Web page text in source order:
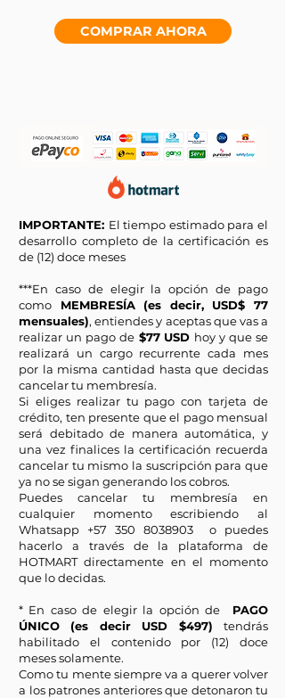
COMPRAR AHORA
IMPORTANTE: El tiempo estimado para el
desarrollo completo de la certificación es
de (12) doce meses
***En caso de elegir la opción de pago
como MEMBRESÍA (es decir, USD$ 77
mensuales), entiendes y aceptas que vas a
realizar un pago de$77 USD hoy y que se
realizará un cargo recurrente cada mes
por la misma cantidad hasta que decidas
cancelar tu membresía.
Si eliges realizar tu pago con tarjeta de
crédito, ten presente que el pago mensual
será debitado de manera automática, y
una vez finalices la certificación recuerda
cancelar tu mismo la suscripción para que
ya no se sigan generando los cobros.
Puedes cancelar tu membresía en
cualquier momento escribiendo al
Whatsapp +57 350 8038903 o puedes
hacerlo a través de la plataforma de
HOTMART directamente en el momento
que lo decidas.
* En caso de elegir la opción de
PAGO
ÚNICO (es decir USD $497) tendrás
habilitado el contenido por (12) doce
meses solamente.
Como tu mente siempre va a querer volver
a los patrones anteriores que detonaron tu